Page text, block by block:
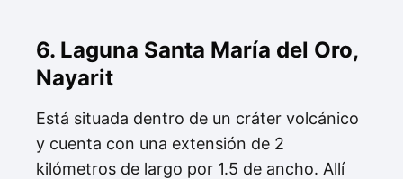
6. Laguna Santa María del Oro,
Nayarit
Está situada dentro de un cráter volcánico
y cuenta con una extensión de 2
kilómetros de largo por 1.5 de ancho. Allí